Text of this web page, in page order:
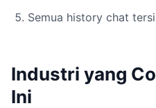
Semua history chat
Industri yang
Ini